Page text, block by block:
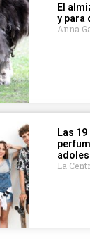
El
y para
Anna
Las
La